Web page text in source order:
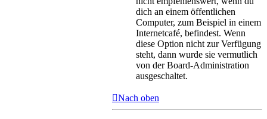
dich an einem öffentlichen
Computer, zum Beispiel in einem
Internetcafé, befindest. Wenn
diese Option nicht zur Verfügung
steht, dann wurde sie vermutlich
von der Board-Administration
ausgeschaltet.
Nach oben